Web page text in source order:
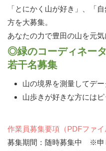
「とにかく山が好き」、「
方を大募集。
あなたの力で豊田の山を元
◎緑のコーディネー
若干名募集
山の境界を測量してデー
山歩きが好きな方にはピ
作業員募集要項（PDFファイ
募集期間：随時募集中 ※申